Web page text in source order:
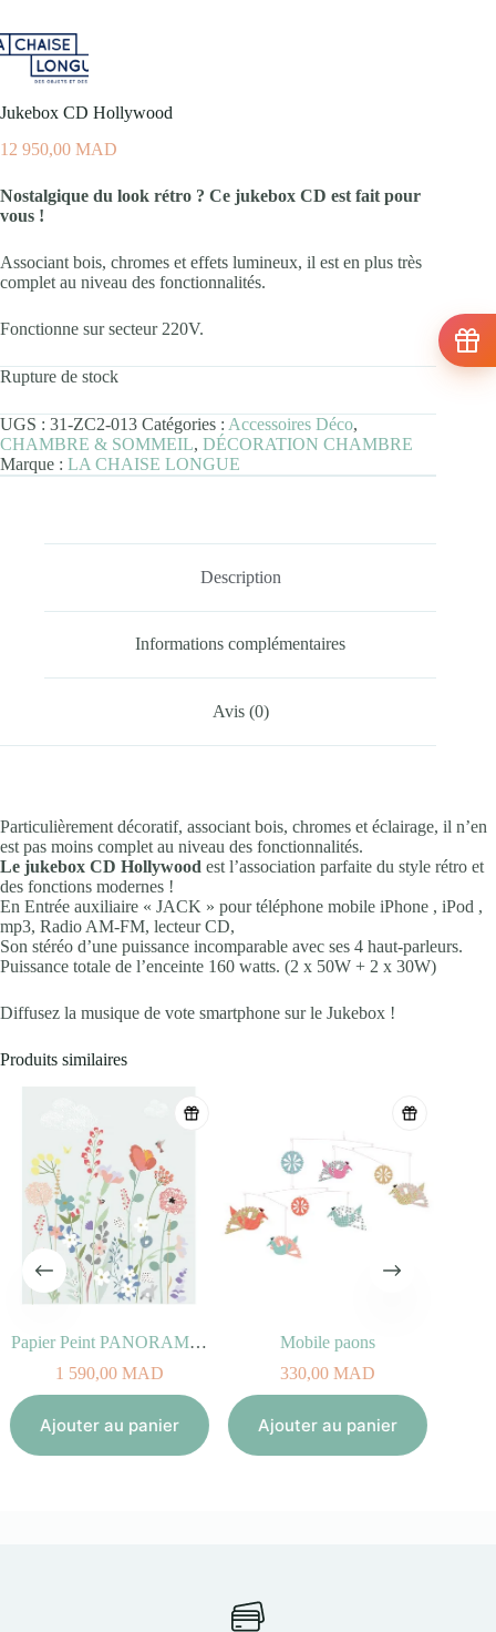
Jukebox CD Hollywood
12 950,00 MAD
Nostalgique du look rétro ? Ce jukebox CD est fait pour
vous !
Associant bois, chromes et effets lumineux, il est en plus très
complet au niveau des fonctionnalités.
Fonctionne sur secteur 220V.
Rupture de stock
UGS : 31-ZC2-013 Catégories : Accessoires Déco,
CHAMBRE & SOMMEIL, DÉCORATION CHAMBRE
Marque : LA CHAISE LONGUE
Description
Informations complémentaires
Avis (0)
Particulièrement décoratif, associant bois, chromes et éclairage, il n’en
est pas moins complet au niveau des fonctionnalités.
Le jukebox CD Hollywood est l’association parfaite du style rétro et
des fonctions modernes !
En ‎Entrée auxiliaire « JACK » pour téléphone mobile iPhone , iPod ,
mp3, Radio AM-FM, lecteur CD,
Son stéréo d’une puissance incomparable avec ses 4 haut-parleurs.
Puissance totale de l’enceinte 160 watts. (2 x 50W + 2 x 30W)
Diffusez la musique de vote smartphone sur le Jukebox !
Produits similaires
Papier Peint PANORAMA FLEURS DES CHAMPS
1 590,00MAD
Ajouter au panier
Mobile paons
330,00MAD
Ajouter au panier